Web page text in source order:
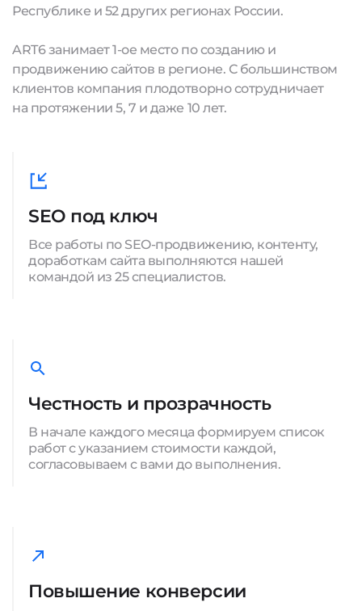
Республике и 52 других регионах России.
ART6 занимает 1-ое место по созданию и
продвижению сайтов в регионе. С большинством
клиентов компания плодотворно сотрудничает
на протяжении 5, 7 и даже 10 лет.
SEO под ключ
Все работы по SEO-продвижению, контенту,
доработкам сайта выполняются нашей
командой из 25 специалистов.
Честность и прозрачность
В начале каждого месяца формируем список
работ с указанием стоимости каждой,
согласовываем с вами до выполнения.
Повышение конверсии